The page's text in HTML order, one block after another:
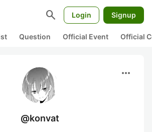
search Login Signup
Question Official Event Official
more_horiz
@konvat